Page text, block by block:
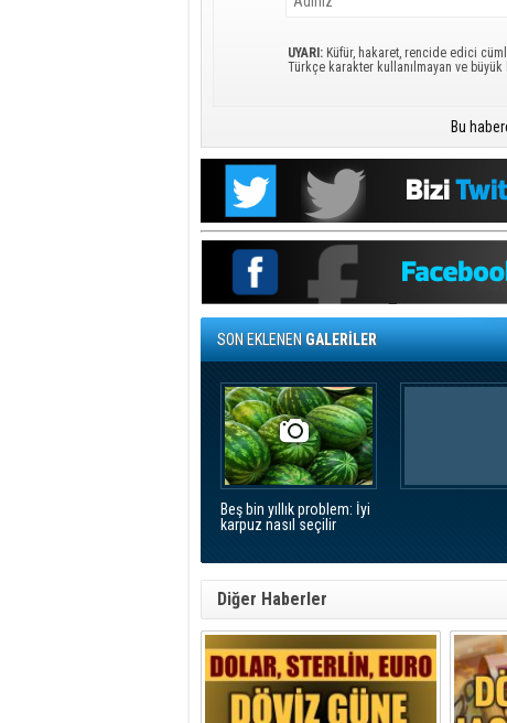
UYARI: Küfür, hakaret, rencide edici
Türkçe karakter kullanılmayan ve büyük
Bu
SON EKLENENGALERİLER
Beş bin yıllık problem: İyi
karpuz nasıl seçilir
Diğer Haberler